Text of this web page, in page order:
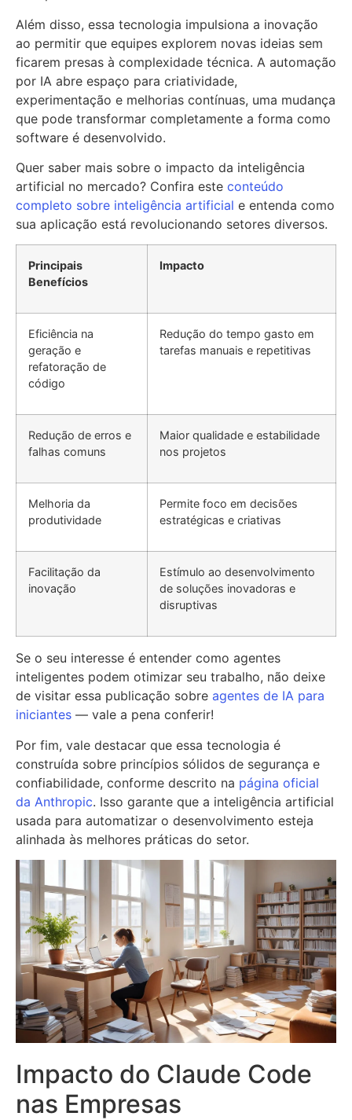
Além disso, essa tecnologia impulsiona a inovação
ao permitir que equipes explorem novas ideias sem
ficarem presas à complexidade técnica. A automação
por IA abre espaço para criatividade,
experimentação e melhorias contínuas, uma mudança
que pode transformar completamente a forma como
software é desenvolvido.
Quer saber mais sobre o impacto da inteligência
artificial no mercado? Confira este conteúdo
completo sobre inteligência artificial e entenda como
sua aplicação está revolucionando setores diversos.
Principais
Benefícios
Impacto
Eficiência na
geração e
refatoração de
código
Redução do tempo gasto em
tarefas manuais e repetitivas
Redução de erros e
falhas comuns
Maior qualidade e estabilidade
nos projetos
Melhoria da
produtividade
Permite foco em decisões
estratégicas e criativas
Facilitação da
inovação
Estímulo ao desenvolvimento
de soluções inovadoras e
disruptivas
Se o seu interesse é entender como agentes
inteligentes podem otimizar seu trabalho, não deixe
de visitar essa publicação sobre agentes de IA para
iniciantes — vale a pena conferir!
Por fim, vale destacar que essa tecnologia é
construída sobre princípios sólidos de segurança e
confiabilidade, conforme descrito na página oficial
da Anthropic. Isso garante que a inteligência artificial
usada para automatizar o desenvolvimento esteja
alinhada às melhores práticas do setor.
Impacto do Claude Code
nas Empresas